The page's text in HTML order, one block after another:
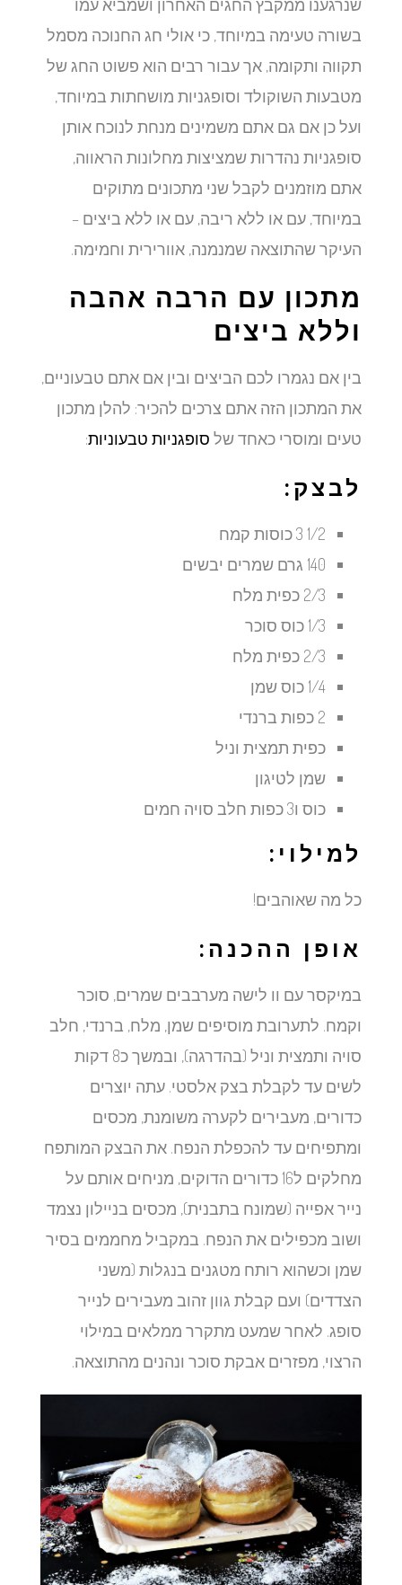
שנרגענו ממקבץ החגים האחרון ושמביא עמו
בשורה טעימה במיוחד, כי אולי חג החנוכה מסמל
תקווה ותקומה, אך עבור רבים הוא פשוט החג של
מטבעות השוקולד וסופגניות מושחתות במיוחד,
ועל כן אם גם אתם משמינים מנחת לנוכח אותן
סופגניות נהדרות שמציצות מחלונות הראווה,
אתם מוזמנים לקבל שני מתכונים מתוקים
במיוחד, עם או ללא ריבה, עם או ללא ביצים –
העיקר שהתוצאה שמנמנה, אוורירית וחמימה.
מתכון עם הרבה אהבה
וללא ביצים
בין אם נגמרו לכם הביצים ובין אם אתם טבעוניים,
את המתכון הזה אתם צרכים להכיר: להלן מתכון
טעים ומוסרי כאחד של סופגניות טבעוניות:
לבצק:
1/2 3 כוסות קמח
140 גרם שמרים יבשים
2/3 כפית מלח
1/3 כוס סוכר
2/3 כפית מלח
1/4 כוס שמן
2 כפות ברנדי
כפית תמצית וניל
שמן לטיגון
כוס ו3 כפות חלב סויה חמים
למילוי:
כל מה שאוהבים!
אופן ההכנה:
במיקסר עם וו לישה מערבבים שמרים, סוכר
וקמח. לתערובת מוסיפים שמן, מלח, ברנדי, חלב
סויה ותמצית וניל (בהדרגה), ובמשך כ8 דקות
לשים עד לקבלת בצק אלסטי. עתה יוצרים
כדורים, מעבירים לקערה משומנת, מכסים
ומתפיחים עד להכפלת הנפח. את הבצק המותפח
מחלקים ל16 כדורים הדוקים, מניחים אותם על
נייר אפייה (שמונח בתבנית), מכסים בניילון נצמד
ושוב מכפילים את הנפח. במקביל מחממים בסיר
שמן וכשהוא רותח מטגנים בנגלות (משני
הצדדים) ועם קבלת גוון זהוב מעבירים לנייר
סופג. לאחר שמעט מתקרר ממלאים במילוי
הרצוי, מפזרים אבקת סוכר ונהנים מהתוצאה.